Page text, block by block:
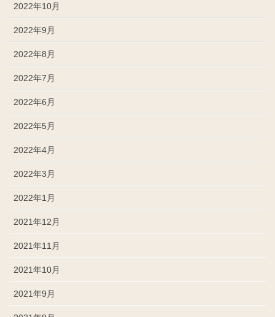
2022年10月
2022年9月
2022年8月
2022年7月
2022年6月
2022年5月
2022年4月
2022年3月
2022年1月
2021年12月
2021年11月
2021年10月
2021年9月